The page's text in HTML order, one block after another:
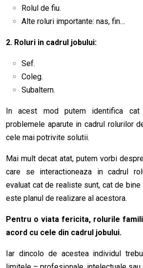
Rolul de fiu.
Alte roluri importante: nas, fin…
2. Roluri in cadrul jobului:
Sef.
Coleg.
Subaltern.
In acest mod putem identifica
problemele aparute in cadrul rolurilor
cele mai potrivite solutii.
Mai mult decat atat, putem vorbi
care se interactioneaza in cadrul
evaluat cat de realiste sunt, cat de
este planul de realizare al acestora.
Pentru o viata fericita, rolurile
acord cu cele din cadrul jobului.
Iar dincolo de acestea individul